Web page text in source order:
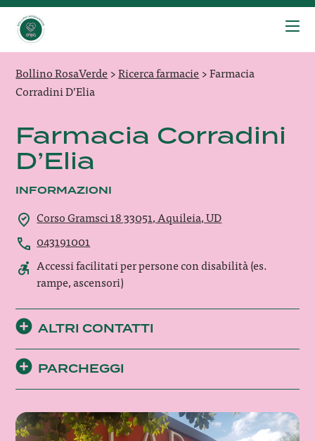
Bollino RosaVerde>Ricerca farmacie>Farmacia
Corradini D’Elia
Farmacia Corradini
D’Elia
INFORMAZIONI
Corso Gramsci 18 33051, Aquileia, UD
043191001
Accessi facilitati per persone con disabilità (es.
rampe, ascensori)
ALTRI CONTATTI
PARCHEGGI